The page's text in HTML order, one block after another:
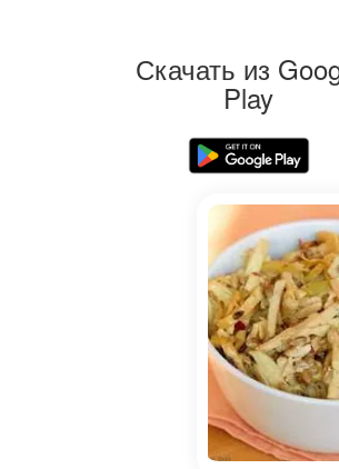
Скачать из
Play